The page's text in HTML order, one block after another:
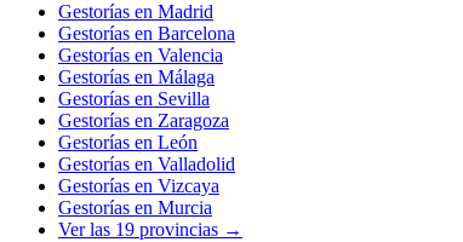
Gestorías en Madrid
Gestorías en Barcelona
Gestorías en Valencia
Gestorías en Málaga
Gestorías en Sevilla
Gestorías en Zaragoza
Gestorías en León
Gestorías en Valladolid
Gestorías en Vizcaya
Gestorías en Murcia
Ver las 19 provincias →